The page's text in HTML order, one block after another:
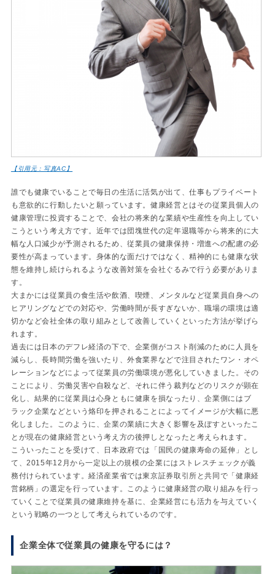
【引用元：写真AC】
誰でも健康でいることで毎日の生活に活気が出て、仕事もプライベート
も意欲的に行動したいと願っています。健康経営とはその従業員個人の
健康管理に投資することで、会社の将来的な業績や生産性を向上してい
こうという考え方です。近年では団塊世代の定年退職等から将来的に大
幅な人口減少が予測されるため、従業員の健康保持・増進への配慮の必
要性が高まっています。身体的な面だけではなく、精神的にも健康な状
態を維持し続けられるような改善対策を会社ぐるみで行う必要がありま
す。
大まかには従業員の食生活や飲酒、喫煙、メンタルなど従業員自身への
ヒアリングなどでの対応や、労働時間が長すぎないか、職場の環境は適
切かなど会社全体の取り組みとして改善していくといった方法が挙げら
れます。
過去には日本のデフレ経済の下で、企業側がコスト削減のために人員を
減らし、長時間労働を強いたり、外食業界などで注目されたワン・オペ
レーションなどによって従業員の労働環境が悪化していきました。その
ことにより、労働災害や自殺など、それに伴う裁判などのリスクが顕在
化し、結果的に従業員は心身ともに健康を損なったり、企業側にはブ
ラック企業などという烙印を押されることによってイメージが大幅に悪
化しました。このように、企業の業績に大きく影響を及ぼすといったこ
とが現在の健康経営という考え方の後押しとなったと考えられます。
こういったことを受けて、日本政府では「国民の健康寿命の延伸」とし
て、2015年12月から一定以上の規模の企業にはストレスチェックが義
務付けられています。経済産業省では東京証券取引所と共同で「健康経
営銘柄」の選定を行っています。このように健康経営の取り組みを行っ
ていくことで従業員の健康維持を基に、企業経営にも活力を与えていく
という戦略の一つとして考えられているのです。
企業全体で従業員の健康を守るには？